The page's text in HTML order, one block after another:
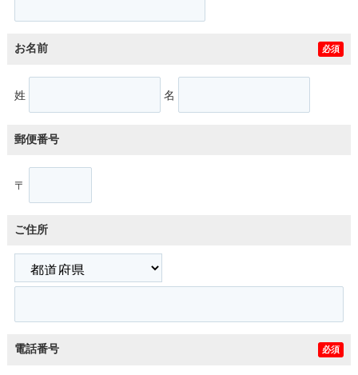
お名前 必須
姓 名
郵便番号
〒
ご住所
電話番号 必須